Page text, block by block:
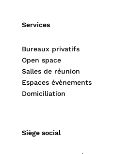
Services
Bureaux privatifs
Open space
Salles de réunion
Espaces évènements
Domiciliation
Siège social